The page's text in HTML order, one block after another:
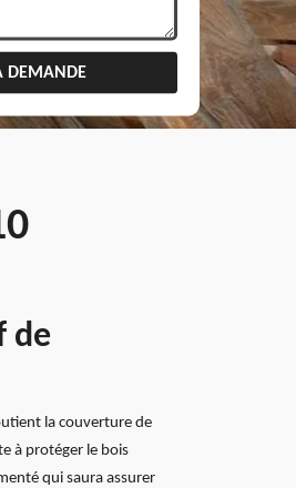
de
la couverture de
à protéger le bois
qui saura assurer